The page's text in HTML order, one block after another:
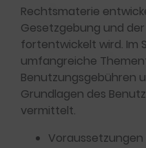
Rechtsmaterie
Gesetzgebung und
fortentwickelt wird. Im
umfangreiche
Benutzungsgebühren
Grundlagen des
vermittelt.